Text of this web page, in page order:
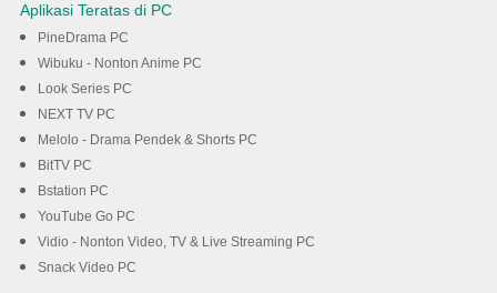
Aplikasi Teratas di PC
PineDrama PC
Wibuku - Nonton Anime PC
Look Series PC
NEXT TV PC
Melolo - Drama Pendek & Shorts PC
BitTV PC
Bstation PC
YouTube Go PC
Vidio - Nonton Video, TV & Live Streaming PC
Snack Video PC